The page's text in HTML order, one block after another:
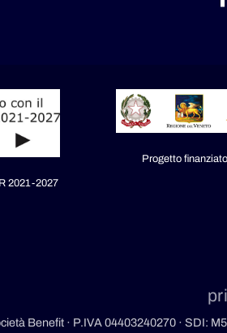
2021-2027
Progetto
Benefit · P.IVA 04403240270 · SDI: